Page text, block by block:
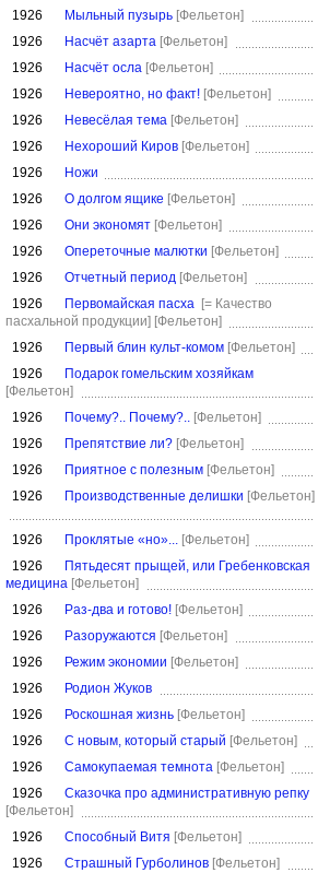
1926 Мыльный пузырь [Фельетон]
1926
Насчёт азарта [Фельетон]
1926
Насчёт осла [Фельетон]
1926
Невероятно, но факт! [Фельетон]
1926
Невесёлая тема [Фельетон]
1926
Нехороший Киров [Фельетон]
1926
Ножи
1926
О долгом ящике [Фельетон]
1926
Они экономят [Фельетон]
1926
Опереточные малютки [Фельетон]
1926
Отчетный период [Фельетон]
1926
Первомайская пасха [= Качество
пасхальной продукции] [Фельетон]
1926
Первый блин культ-комом [Фельетон]
1926
Подарок гомельским хозяйкам
[Фельетон]
1926
Почему?.. Почему?.. [Фельетон]
1926
Препятствие ли? [Фельетон]
1926
Приятное с полезным [Фельетон]
1926
Производственные делишки [Фельетон]
1926
Проклятые «но»... [Фельетон]
1926
Пятьдесят прыщей, или Гребенковская
медицина [Фельетон]
1926
Раз-два и готово! [Фельетон]
1926
Разоружаются [Фельетон]
1926
Режим экономии [Фельетон]
1926
Родион Жуков
1926
Роскошная жизнь [Фельетон]
1926
С новым, который старый [Фельетон]
1926
Самокупаемая темнота [Фельетон]
1926
Сказочка про административную репку
[Фельетон]
1926
Способный Витя [Фельетон]
1926
Страшный Гурболинов [Фельетон]